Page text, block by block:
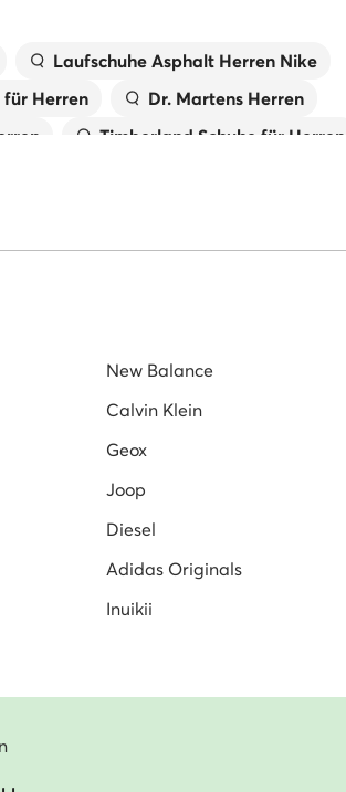
Laufschuhe Asphalt Herren Nike
für Herren
Dr. Martens Herren
Timberland Schuhe für Herren
574
Calvin Klein Schuhe Herren
New Balance
Calvin Klein
Geox
Joop
Diesel
Adidas Originals
Inuikii